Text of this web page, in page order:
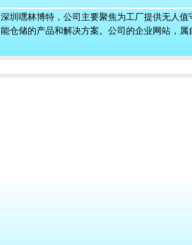
深圳嘿林博特，公司主要聚焦为工厂提供无人值
能仓储的产品和解决方案。公司的企业网站，属